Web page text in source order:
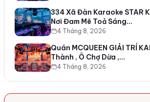
334 Xã Đàn Karaoke STAR
Nơi Đam Mê Toả Sáng…
4 Tháng 8, 2026
Quán MCQUEEN GIẢI TRÍ
Thành , Ô Chợ Dừa ,…
4 Tháng 8, 2026